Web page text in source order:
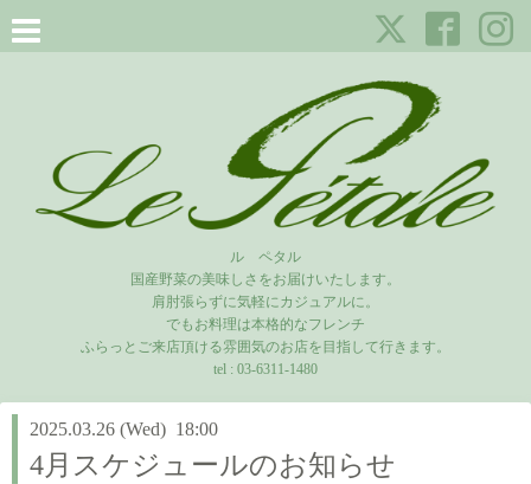
ル ペタル
国産野菜の美味しさをお届けいたします。
肩肘張らずに気軽にカジュアルに。
でもお料理は本格的なフレンチ
ふらっとご来店頂ける雰囲気のお店を目指して行きます。
tel : 03-6311-1480
2025.03.26 (Wed) 18:00
4月スケジュールのお知らせ